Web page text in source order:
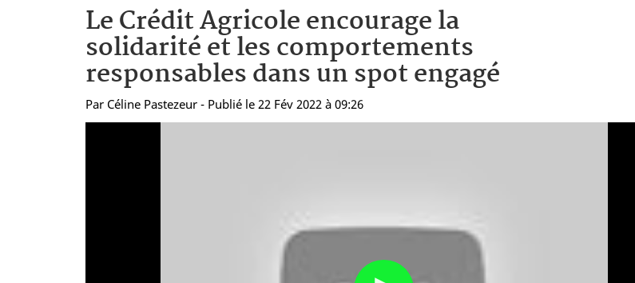
Le Crédit Agricole encourage la
solidarité et les comportements
responsables dans un spot engagé
Par Céline Pastezeur - Publié le 22 Fév 2022 à 09:26